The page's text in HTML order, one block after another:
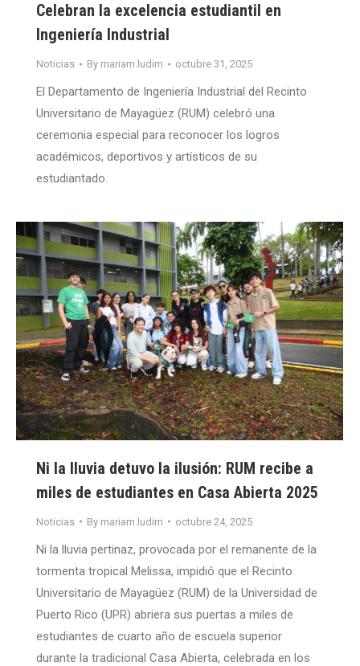
Celebran la excelencia estudiantil en
Ingeniería Industrial
Noticias By mariam.ludim octubre 31, 2025
El Departamento de Ingeniería Industrial del Recinto
Universitario de Mayagüez (RUM) celebró una
ceremonia especial para reconocer los logros
académicos, deportivos y artísticos de su
estudiantado.
Ni la lluvia detuvo la ilusión: RUM recibe a
miles de estudiantes en Casa Abierta 2025
Noticias By mariam.ludim octubre 24, 2025
Ni la lluvia pertinaz, provocada por el remanente de la
tormenta tropical Melissa, impidió que el Recinto
Universitario de Mayagüez (RUM) de la Universidad de
Puerto Rico (UPR) abriera sus puertas a miles de
estudiantes de cuarto año de escuela superior
durante la tradicional Casa Abierta, celebrada en los